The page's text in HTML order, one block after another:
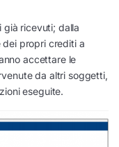
già ricevuti; dalla
dei propri crediti a
accettare le
da altri soggetti,
eseguite.